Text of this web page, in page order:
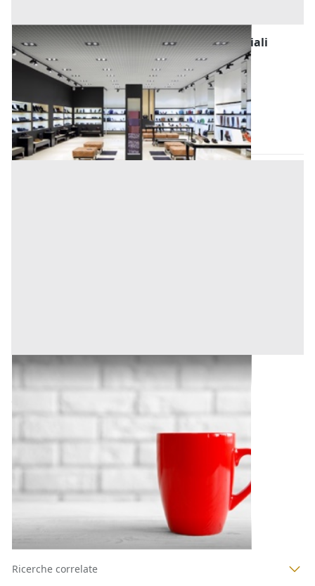
Fabbricati Costruiti per Esigenze Commerciali
all'asta in provincia di Napoli
(Napoli)
Offerta minima
1.265.625 € 1.687.500 €
Codice asta:6a18073a
27/10/2026
Edifici a Destinazione Particolare all'asta a
Sagliano Micca
Sagliano Micca
15.252,13 €
15/10/2026
4
Ricerche correlate